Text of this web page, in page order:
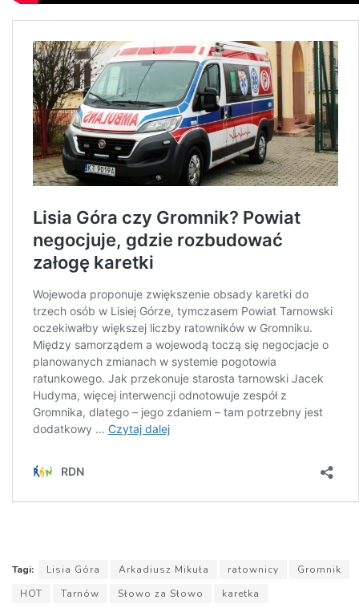
Tagi: Lisia Góra Arkadiusz Mikuła ratownicy
Gromnik
HOT
Tarnów Słowo za Słowo karetka